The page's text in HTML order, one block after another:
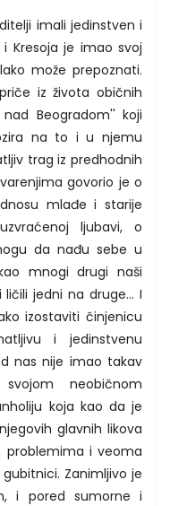
imali jedinstven i
Kresoja je imao svoj
može prepoznati.
iz života običnih
Beogradom'' koji
na to i u njemu
trag iz predhodnih
govorio je o
mlađe i starije
ljubavi, o
da nađu sebe u
mnogi drugi naši
jedni na druge... I
izostaviti činjenicu
i jedinstvenu
nas nije imao takav
neobičnom
koja kao da je
glavnih likova
problemima i veoma
Zanimljivo je
i pored sumorne i